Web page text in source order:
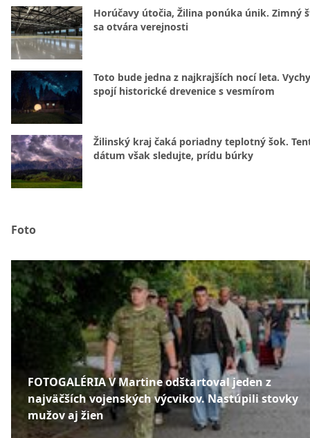
Horúčavy útočia, Žilina ponúka únik. Zimný
sa otvára verejnosti
Toto bude jedna z najkrajších nocí leta.
spojí historické drevenice s vesmírom
Žilinský kraj čaká poriadny teplotný šok.
dátum však sledujte, prídu búrky
Foto
FOTOGALÉRIA V Martine odštartoval jeden z
najväčších vojenských výcvikov. Nastúpili stovky
mužov aj žien